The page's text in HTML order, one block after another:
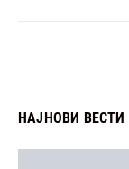
НАЈНОВИ ВЕСТИ